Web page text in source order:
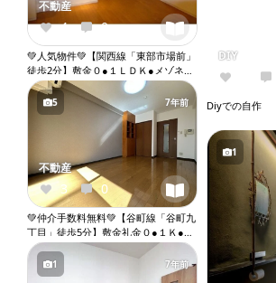
4 0
💚人気物件💚【関西線「東部市場前」
徒歩2分】敷金０●１ＬＤＫ●メゾネッ
ト●ネット無料●システムキッチン●バ
ストイレ別●独立洗面台●室内洗濯機
置き場●オートロック●エレベーター
不動産
5 7年前
3 0
💚仲介手数料無料💚【谷町線「谷町九
丁目」徒歩5分】敷金礼金０●１Ｋ●バ
ストイレ別●独立洗面台●室内洗濯機
置き場●オートロック●エレベーター
『X109』
不動産
1 7年前
Diyでの自作
DIY
1